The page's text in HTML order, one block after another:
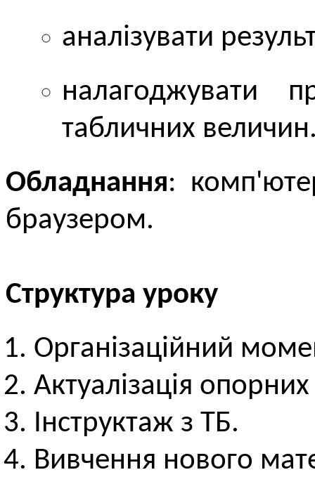
аналізувати
налагоджувати
табличних
Обладнання:
браузером.
Структура уроку
Організаційний
Актуалізація
Інструктаж з ТБ.
Вивчення нового